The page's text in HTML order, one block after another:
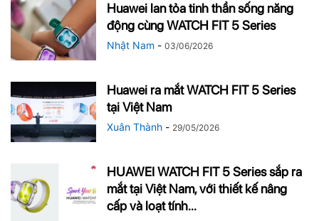
Huawei lan tỏa tinh thần sống năng
động cùng WATCH FIT 5 Series
Nhật Nam - 03/06/2026
Huawei ra mắt WATCH FIT 5 Series
tại Việt Nam
Xuân Thành - 29/05/2026
HUAWEI WATCH FIT 5 Series sắp ra
mắt tại Việt Nam, với thiết kế nâng
cấp và loạt tính...